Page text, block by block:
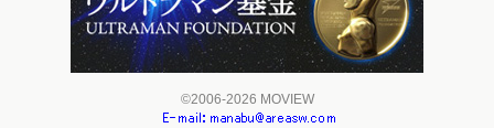
©2006-2026 MOVIEW